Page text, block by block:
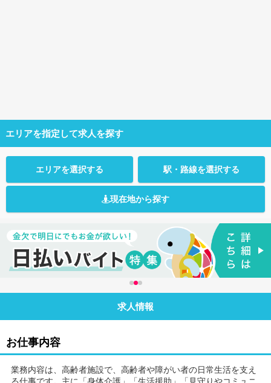
エリアを指定して求人を探す
エリアを選択する 駅・路線を選択する
現在地から探す
求人情報
お仕事内容
業務内容は、高齢者施設で、高齢者や障がい者の日常生活を支え
る仕事です。主に「身体介護」「生活援助」「見守りやコミュニ